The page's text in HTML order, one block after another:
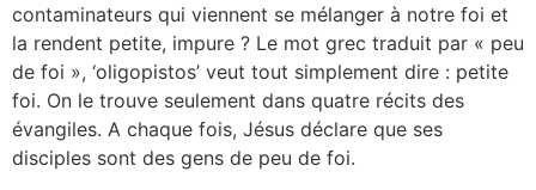
contaminateurs qui viennent se mélanger à notre foi et
la rendent petite, impure ? Le mot grec traduit par « peu
de foi », ‘oligopistos’ veut tout simplement dire : petite
foi. On le trouve seulement dans quatre récits des
évangiles. A chaque fois, Jésus déclare que ses
disciples sont des gens de peu de foi.